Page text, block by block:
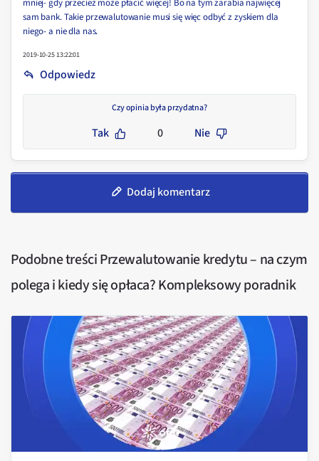
Czy opinia była przydatna?
Tak 0 Nie
mniej- gdy przecież może płacić więcej! Bo na tym zarabia najwięcej
sam bank. Takie przewalutowanie musi się więc odbyć z zyskiem dla
niego- a nie dla nas.
2019-10-25 13:22:01
Odpowiedz
Dodaj komentarz
Podobne treściPrzewalutowanie kredytu – na czym
polega i kiedy się opłaca? Kompleksowy poradnik